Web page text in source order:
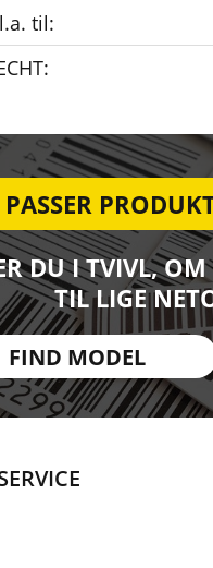
til:
PASSER
DU I TVIVL, OM
TIL LIGE
FIND MODEL